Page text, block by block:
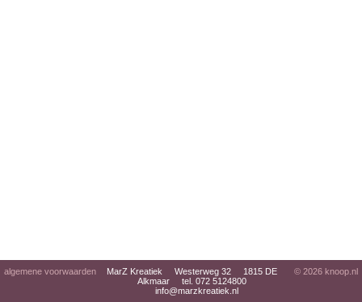
algemene voorwaarden
MarZ Kreatiek Westerweg 32 1815 DE
Alkmaar tel. 072 5124800
info@marzkreatiek.nl
© 2026 knoop.nl